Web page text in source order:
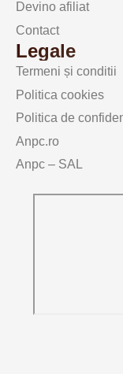
Devino afiliat
Contact
Legale
Termeni și conditii
Politica cookies
Politica de
Anpc.ro
Anpc – SAL